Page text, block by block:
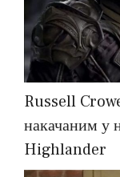
Russell
накачаним у
Highlander